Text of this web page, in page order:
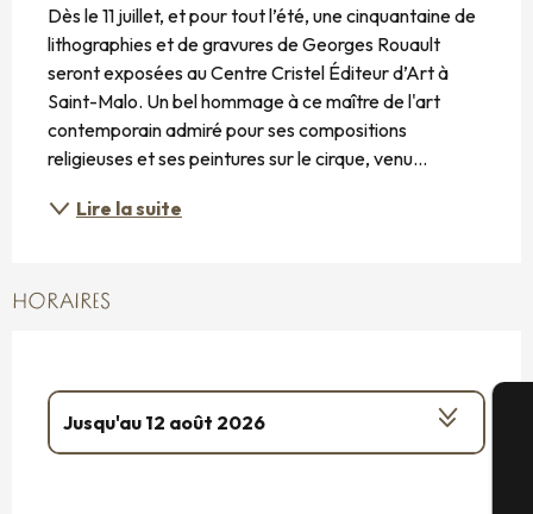
Dès le 11 juillet, et pour tout l’été, une cinquantaine de
lithographies et de gravures de Georges Rouault
seront exposées au Centre Cristel Éditeur d’Art à
Saint-Malo. Un bel hommage à ce maître de l'art
contemporain admiré pour ses compositions
religieuses et ses peintures sur le cirque, venu...
Lire la suite
HORAIRES
Jusqu'au 12 août 2026